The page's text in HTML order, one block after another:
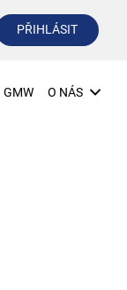
PŘIHLÁSIT
GMW O NÁS